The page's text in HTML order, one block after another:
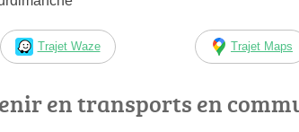
Trajet Waze Trajet Maps
en transports en